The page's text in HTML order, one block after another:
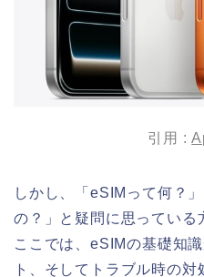
引用 :
しかし、「eSIMって何？
の？」と疑問に思っている
ここでは、eSIMの基礎知
ト、そしてトラブル時の